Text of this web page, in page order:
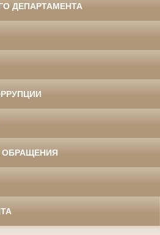
ДЕПАРТАМЕНТА
ОБРАЩЕНИЯ